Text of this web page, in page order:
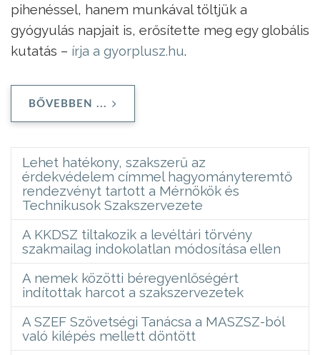
pihenéssel, hanem munkával töltjük a
gyógyulás napjait is, erősítette meg egy globális
kutatás – írja a gyorplusz.hu.
BŐVEBBEN ...
Lehet hatékony, szakszerű az
érdekvédelem címmel hagyományteremtő
rendezvényt tartott a Mérnökök és
Technikusok Szakszervezete
A KKDSZ tiltakozik a levéltári törvény
szakmailag indokolatlan módosítása ellen
A nemek közötti béregyenlőségért
indítottak harcot a szakszervezetek
A SZEF Szövetségi Tanácsa a MASZSZ-ból
való kilépés mellett döntött